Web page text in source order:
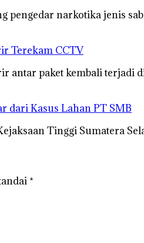
pengedar narkotika jenis
Terekam CCTV
antar paket kembali terjadi
dari Kasus Lahan PT SMB
Tinggi Sumatera
*